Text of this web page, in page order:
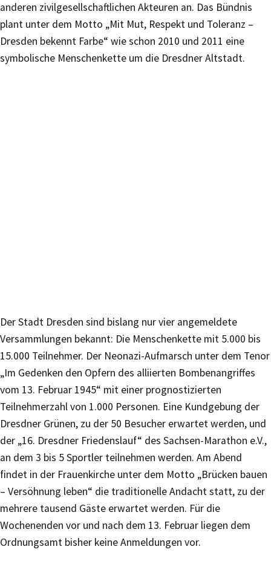
anderen zivilgesellschaftlichen Akteuren an. Das Bündnis
plant unter dem Motto „Mit Mut, Respekt und Toleranz –
Dresden bekennt Farbe“ wie schon 2010 und 2011 eine
symbolische Menschenkette um die Dresdner Altstadt.
Der Stadt Dresden sind bislang nur vier angemeldete
Versammlungen bekannt: Die Menschenkette mit 5.000 bis
15.000 Teilnehmer. Der Neonazi-Aufmarsch unter dem Tenor
„Im Gedenken den Opfern des alliierten Bombenangriffes
vom 13. Februar 1945“ mit einer prognostizierten
Teilnehmerzahl von 1.000 Personen. Eine Kundgebung der
Dresdner Grünen, zu der 50 Besucher erwartet werden, und
der „16. Dresdner Friedenslauf“ des Sachsen-Marathon e.V.,
an dem 3 bis 5 Sportler teilnehmen werden. Am Abend
findet in der Frauenkirche unter dem Motto „Brücken bauen
– Versöhnung leben“ die traditionelle Andacht statt, zu der
mehrere tausend Gäste erwartet werden. Für die
Wochenenden vor und nach dem 13. Februar liegen dem
Ordnungsamt bisher keine Anmeldungen vor.